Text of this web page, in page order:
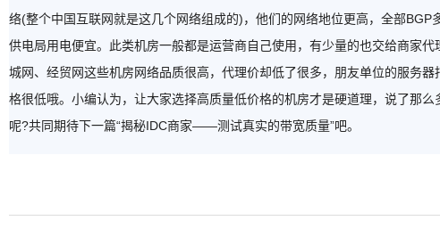
络(整个中国互联网就是这几个网络组成的)，他们的网络地位更高，全部
供电局用电便宜。此类机房一般都是运营商自己使用，有少量的也交给商家
城网、经贸网这些机房网络品质很高，代理价却低了很多，朋友单位的服务
格很低哦。小编认为，让大家选择高质量低价格的机房才是硬道理，说了那
呢?共同期待下一篇“揭秘IDC商家——测试真实的带宽质量”吧。